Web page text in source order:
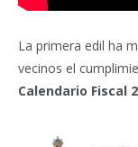
La primera edil ha
vecinos el
Calendario Fiscal